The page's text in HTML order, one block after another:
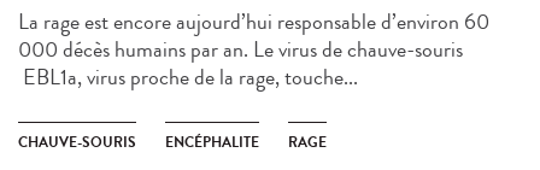
La rage est encore aujourd’hui responsable d’environ 60
000 décès humains par an. Le virus de chauve-souris
EBL1a, virus proche de la rage, touche...
CHAUVE-SOURIS ENCÉPHALITE RAGE